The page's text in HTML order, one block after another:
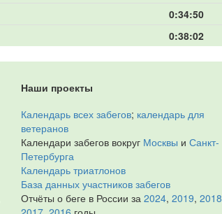
0:34:50
0:38:02
Наши проекты
Календарь всех забегов; календарь для
ветеранов
Календари забегов вокруг Москвы и Санкт-
Петербурга
Календарь триатлонов
База данных участников забегов
Отчёты о беге в России за 2024, 2019, 2018